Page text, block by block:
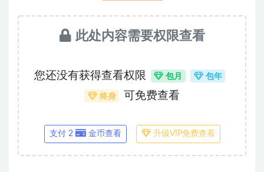
此处内容需要权限查看
您还没有获得查看权限 包月 包年
终身 可免费查看
支付 2 金币查看 升级VIP免费查看